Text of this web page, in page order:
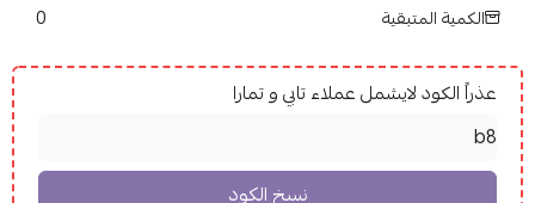
الكمية المتبقية 0
عذراً الكود لايشمل عملاء تابي و تمارا